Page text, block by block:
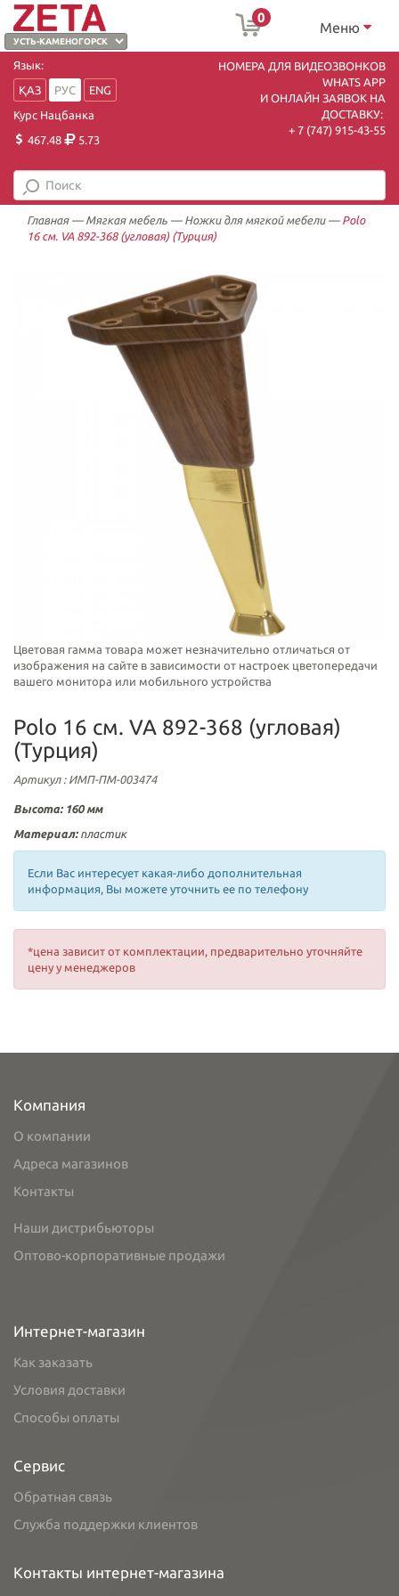
0
Меню
Язык:
ҚАЗ
РУС
ENG
Курс Нацбанка
467.48
5.73
НОМЕРА ДЛЯ ВИДЕОЗВОНКОВ
WHATS APP
И ОНЛАЙН ЗАЯВОК НА
ДОСТАВКУ:
+ 7 (747) 915-43-55
Главная— Мягкая мебель — Ножки для мягкой мебели— Polo
16 см. VA 892-368 (угловая) (Турция)
Цветовая гамма товара может незначительно отличаться от
изображения на сайте в зависимости от настроек цветопередачи
вашего монитора или мобильного устройства
Polo 16 см. VA 892-368 (угловая)
(Турция)
Артикул: ИМП-ПМ-003474
Высота: 160 мм
Материал: пластик
Если Вас интересует какая-либо дополнительная
информация, Вы можете уточнить ее по телефону
*цена зависит от комплектации, предварительно уточняйте
цену у менеджеров
Компания
О компании
Адреса магазинов
Контакты
Наши дистрибьюторы
Оптово-корпоративные продажи
Интернет-магазин
Как заказать
Условия доставки
Способы оплаты
Сервис
Обратная связь
Служба поддержки клиентов
Контакты интернет-магазина